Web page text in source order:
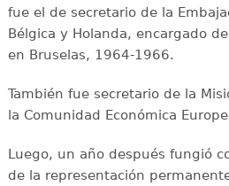
fue el de secretario de la
Bélgica y Holanda, encargado
en Bruselas, 1964-1966.
También fue secretario de la
la Comunidad Económica
Luego, un año después fungió
de la representación